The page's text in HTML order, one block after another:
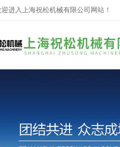
进入上海祝松机械有限公司网站！